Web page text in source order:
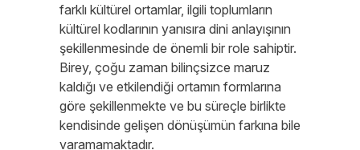
farklı kültürel ortamlar, ilgili toplumların
kültürel kodlarının yanısıra dini anlayışının
şekillenmesinde de önemli bir role sahiptir.
Birey, çoğu zaman bilinçsizce maruz
kaldığı ve etkilendiği ortamın formlarına
göre şekillenmekte ve bu süreçle birlikte
kendisinde gelişen dönüşümün farkına bile
varamamaktadır.